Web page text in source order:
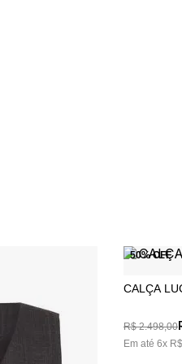
LONGA
CURTO
50%OFF
CALÇA
R$ 2.498,00
Em até 6x R$